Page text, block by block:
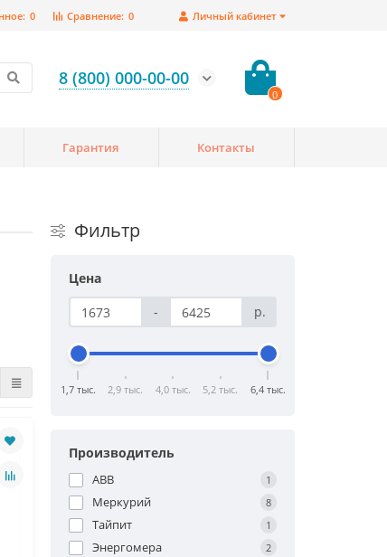
Личный кабинет
Сравнение: 0
0
8 (800) 000-00-00
0
Гарантия Контакты
Фильтр
Цена
-
р.
1,7 тыс. 2,9 тыс. 4,0 тыс. 5,2 тыс. 6,4 тыс.
Производитель
ABB 1
Меркурий 8
Тайпит 1
Энергомера 2